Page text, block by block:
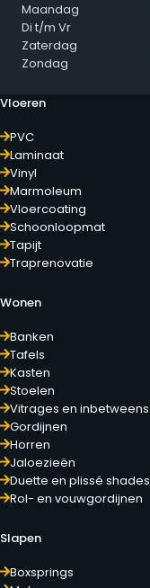
Maandag
Di t/m Vr
Zaterdag
Zondag
Vloeren
PVC
Laminaat
Vinyl
Marmoleum
Vloercoating
Schoonloopmat
Tapijt
Traprenovatie
Wonen
Banken
Tafels
Kasten
Stoelen
Vitrages en inbetweens
Gordijnen
Horren
Jaloezieën
Duette en plissé shades
Rol- en vouwgordijnen
Slapen
Boxsprings